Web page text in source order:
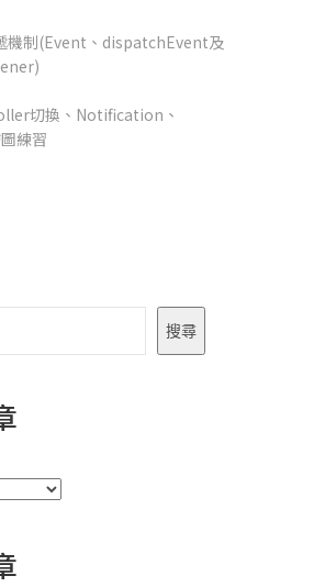
機制(Event、dispatchEvent及
切換、Notification、
練習
搜尋